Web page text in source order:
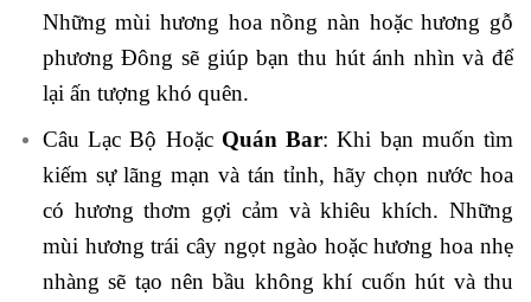
Những mùi hương hoa nồng nàn hoặc hương gỗ
phương Đông sẽ giúp bạn thu hút ánh nhìn và để
lại ấn tượng khó quên.
Câu Lạc Bộ HoặcQuán Bar: Khi bạn muốn tìm
kiếm sự lãng mạn và tán tỉnh, hãy chọn nước hoa
có hương thơm gợi cảm và khiêu khích. Những
mùi hương trái cây ngọt ngào hoặc hương hoa nhẹ
nhàng sẽ tạo nên bầu không khí cuốn hút và thu